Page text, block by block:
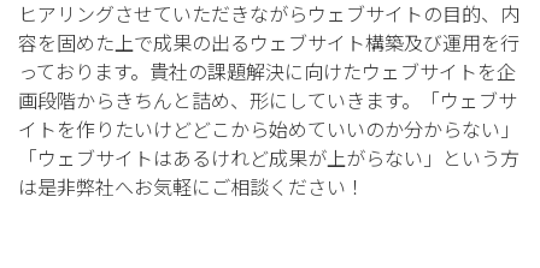
ヒアリングさせていただきながらウェブサイトの目的、内
容を固めた上で成果の出るウェブサイト構築及び運用を行
っております。貴社の課題解決に向けたウェブサイトを企
画段階からきちんと詰め、形にしていきます。「ウェブサ
イトを作りたいけどどこから始めていいのか分からない」
「ウェブサイトはあるけれど成果が上がらない」という方
は是非弊社へお気軽にご相談ください！